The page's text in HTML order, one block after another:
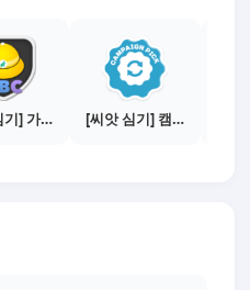
[씨앗 심기] 가이드보기 - 매체별 활동 가이드 [씨앗 심기] 캠페인 선택하기 - PICK 1개